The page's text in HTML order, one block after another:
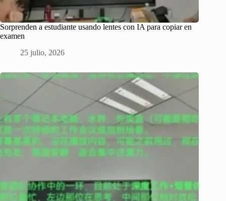
Sorprenden a estudiante usando lentes con IA para copiar en
examen
25 julio, 2026